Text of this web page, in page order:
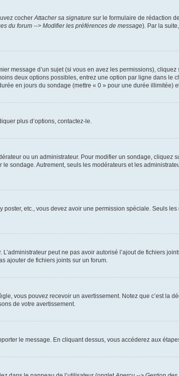
cocher Attacher sa signature sur le formulaire de rédaction
du forum --> Modifier les préférences de message). Par la
message d’un sujet (si vous en avez les permissions), cliquez
deux options possibles, entrez une option par ligne dans le
en jours du sondage (mettre « 0 » pour une durée illimitée)
plus d’options, contactez-le.
ou un administrateur. Pour modifier un sondage, cliquez
sondage. Autrement, seuls les modérateurs et les
etc., vous devez avoir une permission spéciale. Seuls
peut ne pas avoir autorisé l’ajout de fichiers
ajouter de fichiers joints sur un forum.
vous pouvez recevoir un avertissement. Notez que c’est la
de votre avertissement.
le message. En cliquant dessus, vous accéderez aux